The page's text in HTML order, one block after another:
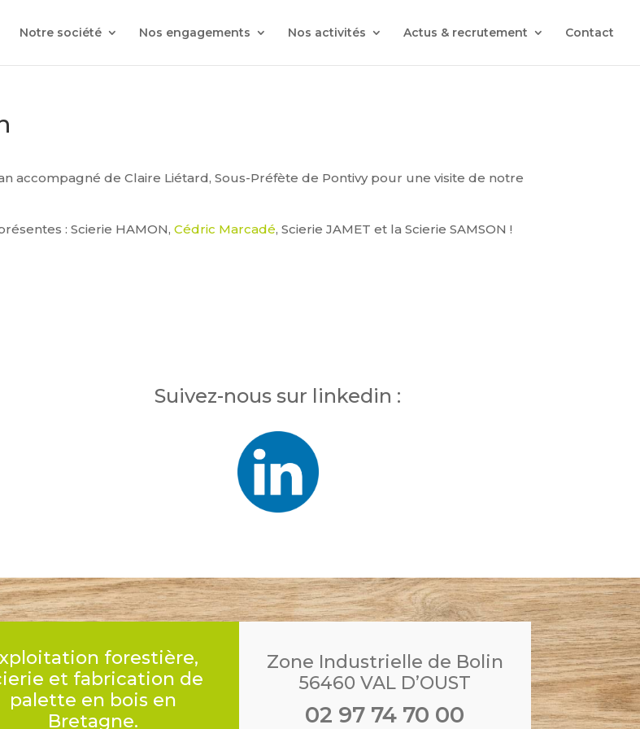
Notre société Nos engagements Nos activités Actus & recrutement Contact
accompagné de Claire Liétard, Sous-Préfète de Pontivy pour une visite de notre
: Scierie HAMON,Cédric Marcadé, Scierie JAMET et la Scierie SAMSON !
Suivez-nous sur linkedin :
forestière,
et fabrication de
palette en bois en
Bretagne.
Zone Industrielle de Bolin
56460 VAL D’OUST
02 97 74 70 00